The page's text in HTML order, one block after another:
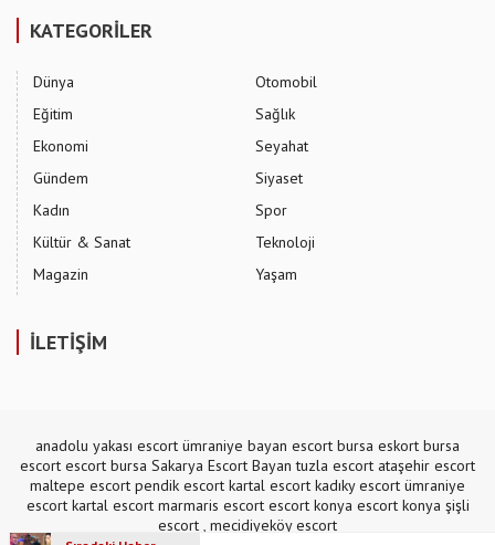
KATEGORİLER
Dünya
Eğitim
Ekonomi
Gündem
Kadın
Kültür & Sanat
Magazin
Otomobil
Sağlık
Seyahat
Siyaset
Spor
Teknoloji
Yaşam
İLETİŞİM
anadolu yakası escort ümraniye bayan escort bursa eskort bursa
escort escort bursa Sakarya Escort Bayan tuzla escort ataşehir escort
maltepe escort pendik escort kartal escort kadıky escort ümraniye
escort kartal escort marmaris escort escort konya escort konya şişli
escort , mecidiyeköy escort